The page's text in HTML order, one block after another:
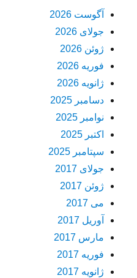
آگوست 2026
جولای 2026
ژوئن 2026
فوریه 2026
ژانویه 2026
دسامبر 2025
نوامبر 2025
اکتبر 2025
سپتامبر 2025
جولای 2017
ژوئن 2017
می 2017
آوریل 2017
مارس 2017
فوریه 2017
ژانویه 2017